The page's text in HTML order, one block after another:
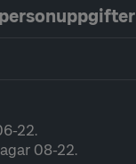
22.
08-22.